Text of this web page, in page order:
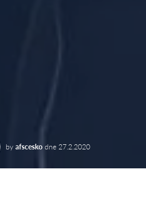
by afscesko dne 27.2.2020